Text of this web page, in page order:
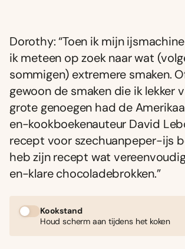
Dorothy: “Toen ik mijn
ik meteen op zoek naar wat
sommigen) extremere smaken.
gewoon de smaken die ik lekker
grote genoegen had de
en-kookboekenauteur David
recept voor szechuanpeper-ijs
heb zijn recept wat
en-klare chocoladebrokken.”
Kookstand
Houd scherm aan tijdens het koken